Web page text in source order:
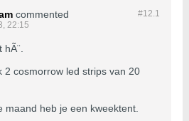
#12.1
commented
22:15
2 cosmorrow led strips van 20
maand heb je een kweektent.